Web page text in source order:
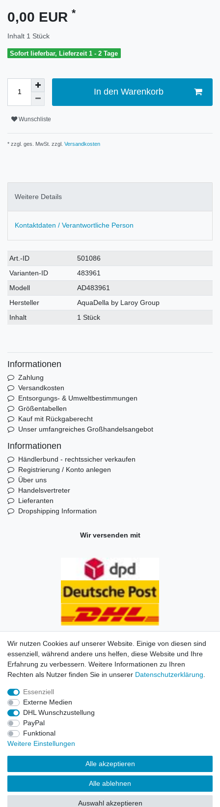
0,00 EUR *
Inhalt 1 Stück
Sofort lieferbar, Lieferzeit 1 - 2 Tage
In den Warenkorb
Wunschliste
* zzgl. ges. MwSt. zzgl. Versandkosten
Weitere Details
Kontaktdaten / Verantwortliche Person
Technisches
Merkmal
Wert
Art.-ID
501086
Varianten-ID
483961
Modell
AD483961
Hersteller
AquaDella by Laroy Group
Inhalt
1 Stück
Informationen
Zahlung
Versandkosten
Entsorgungs- & Umweltbestimmungen
Größentabellen
Kauf mit Rückgaberecht
Unser umfangreiches Großhandelsangebot
Informationen
Händlerbund - rechtssicher verkaufen
Registrierung / Konto anlegen
Über uns
Handelsvertreter
Lieferanten
Dropshipping Information
Wir versenden mit
Impressum Daten­schutz­erklärung AGB Kontakt
© Copyright 2026 | Alle Rechte vorbehalten. HL-
Handelsgesellschaft mbH.
Alle Markennamen, Warenzeichen sowie sämtliche
Produktbilder und Beschreibungen sind Eigentum Ihrer
rechtmäßigen Eigentümer und dienen hier nur der
Preise nur für registrierte Händler, ansonsten zeigt der
Wir nutzen Cookies auf unserer Website. Einige von diesen sind
essenziell, während andere uns helfen, diese Website und Ihre
Erfahrung zu verbessern. Weitere Informationen zu Ihren
Rechten als Nutzer finden Sie in unserer Daten­schutz­erklärung
Essenziell
Externe Medien
DHL Wunschzustellung
PayPal
Funktional
Weitere Einstellungen
Alle akzeptieren
Alle ablehnen
Auswahl akzeptieren